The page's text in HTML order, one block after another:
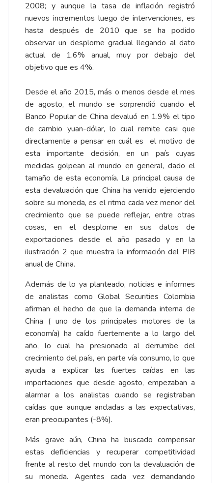
2008; y aunque la tasa de inflación registró
nuevos incrementos luego de intervenciones, es
hasta después de 2010 que se ha podido
observar un desplome gradual llegando al dato
actual de 1.6% anual, muy por debajo del
objetivo que es 4%.
Desde el año 2015, más o menos desde el mes
de agosto, el mundo se sorprendió cuando el
Banco Popular de China devaluó en 1.9% el tipo
de cambio yuan-dólar, lo cual remite casi que
directamente a pensar en cuál es el motivo de
esta importante decisión, en un país cuyas
medidas golpean al mundo en general, dado el
tamaño de esta economía. La principal causa de
esta devaluación que China ha venido ejerciendo
sobre su moneda, es el ritmo cada vez menor del
crecimiento que se puede reflejar, entre otras
cosas, en el desplome en sus datos de
exportaciones desde el año pasado y en la
ilustración 2 que muestra la información del PIB
anual de China.
Además de lo ya planteado, noticias e informes
de analistas como Global Securities Colombia
afirman el hecho de que la demanda interna de
China ( uno de los principales motores de la
economía) ha caído fuertemente a lo largo del
año, lo cual ha presionado al derrumbe del
crecimiento del país, en parte vía consumo, lo que
ayuda a explicar las fuertes caídas en las
importaciones que desde agosto, empezaban a
alarmar a los analistas cuando se registraban
caídas que aunque ancladas a las expectativas,
eran preocupantes (-8%).
Más grave aún, China ha buscado compensar
estas deficiencias y recuperar competitividad
frente al resto del mundo con la devaluación de
su moneda. Agentes cada vez demandando